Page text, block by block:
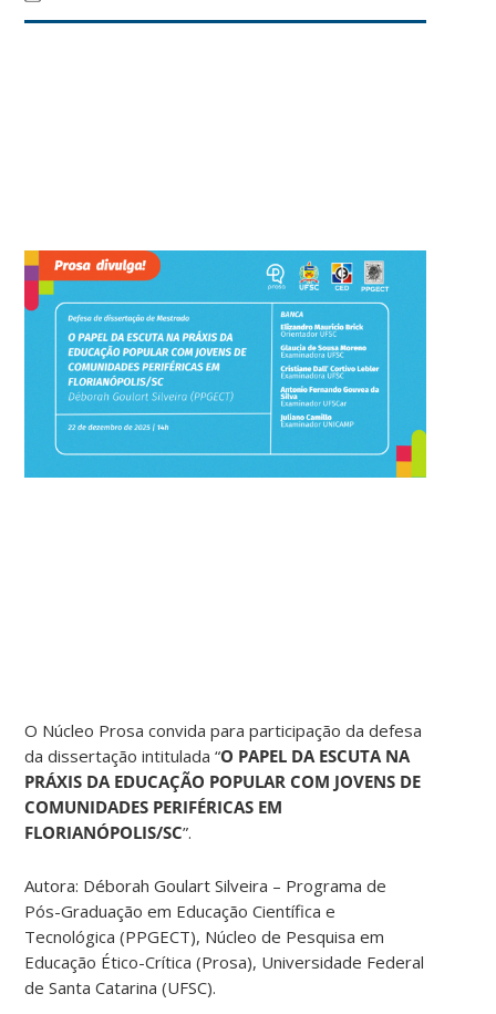
O Núcleo Prosa convida para participação da defesa
da dissertação intitulada “O PAPEL DA ESCUTA NA
PRÁXIS DA EDUCAÇÃO POPULAR COM JOVENS DE
COMUNIDADES PERIFÉRICAS EM
FLORIANÓPOLIS/SC”.
Autora: Déborah Goulart Silveira – Programa de
Pós-Graduação em Educação Científica e
Tecnológica (PPGECT), Núcleo de Pesquisa em
Educação Ético-Crítica (Prosa), Universidade Federal
de Santa Catarina (UFSC).